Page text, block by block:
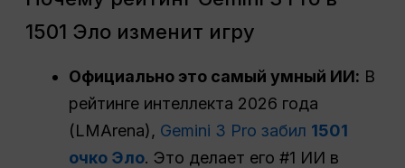
1501 Эло изменит игру
Официально это самый умный ИИ: В
рейтинге интеллекта 2026 года
(LMArena), Gemini 3 Pro забил 1501
очко Эло. Это делает его #1 ИИ в